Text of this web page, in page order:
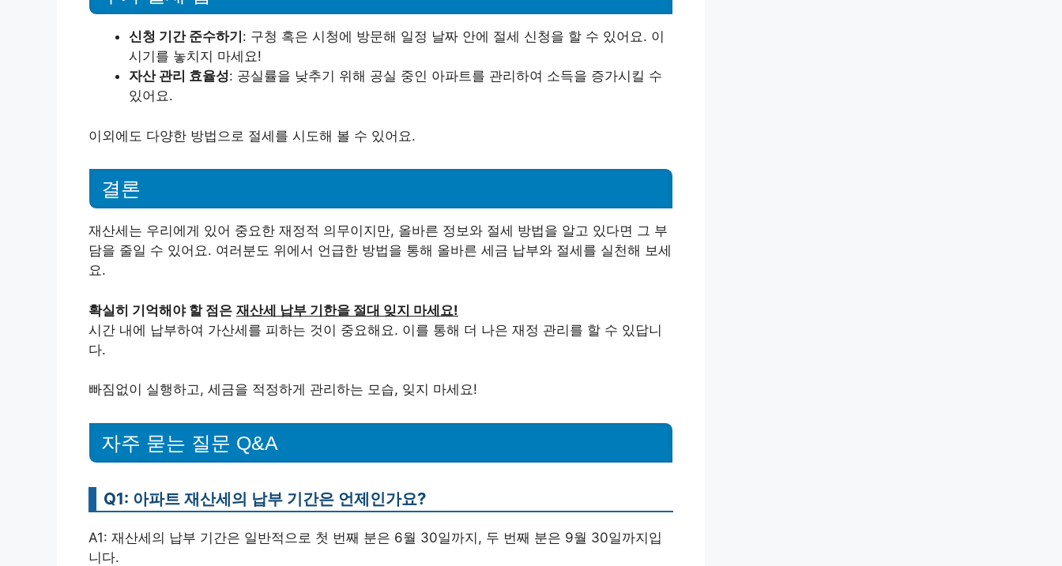
신청 기간 준수하기 : 구청 혹은 시청에 방문해 일정 날짜 안에 절세 신청을 할 수 있어요. 이
시기를 놓치지 마세요!
자산 관리 효율성: 공실률을 낮추기 위해 공실 중인 아파트를 관리하여 소득을 증가시킬 수
있어요.
이외에도 다양한 방법으로 절세를 시도해 볼 수 있어요.
결론
재산세는 우리에게 있어 중요한 재정적 의무이지만, 올바른 정보와 절세 방법을 알고 있다면 그 부
담을 줄일 수 있어요. 여러분도 위에서 언급한 방법을 통해 올바른 세금 납부와 절세를 실천해 보세
요.
확실히 기억해야 할 점은 재산세 납부 기한을 절대 잊지 마세요!
시간 내에 납부하여 가산세를 피하는 것이 중요해요. 이를 통해 더 나은 재정 관리를 할 수 있답니
다.
빠짐없이 실행하고, 세금을 적정하게 관리하는 모습, 잊지 마세요!
자주 묻는 질문 Q&A
Q1: 아파트 재산세의 납부 기간은 언제인가요?
A1: 재산세의 납부 기간은 일반적으로 첫 번째 분은 6월 30일까지, 두 번째 분은 9월 30일까지입
니다.